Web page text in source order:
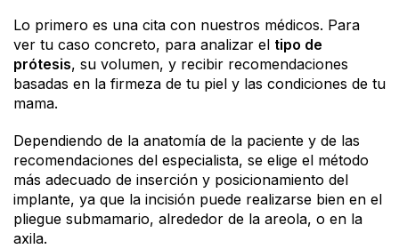
Lo primero es una cita con nuestros médicos. Para
ver tu caso concreto, para analizar el tipo de
prótesis, su volumen, y recibir recomendaciones
basadas en la firmeza de tu piel y las condiciones de tu
mama.
Dependiendo de la anatomía de la paciente y de las
recomendaciones del especialista, se elige el método
más adecuado de inserción y posicionamiento del
implante, ya que la incisión puede realizarse bien en el
pliegue submamario, alrededor de la areola, o en la
axila.